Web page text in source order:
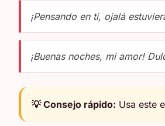
¡Pensando en ti, ojalá
¡Buenas noches, mi amor!
💡 Consejo rápido: Usa este